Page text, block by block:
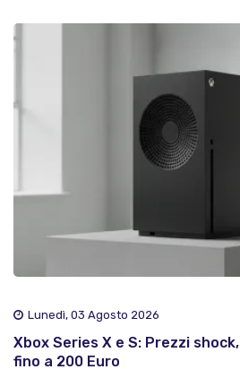
Lunedì, 03 Agosto 2026
Xbox Series X e S: Prezzi
fino a 200 Euro